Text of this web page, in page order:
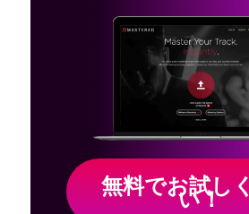
無料でお試し
い！